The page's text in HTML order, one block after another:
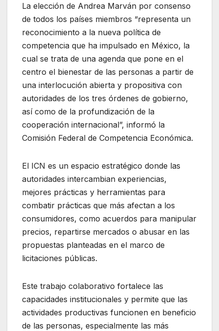
La elección de Andrea Marván por consenso
de todos los países miembros “representa un
reconocimiento a la nueva política de
competencia que ha impulsado en México, la
cual se trata de una agenda que pone en el
centro el bienestar de las personas a partir de
una interlocución abierta y propositiva con
autoridades de los tres órdenes de gobierno,
así como de la profundización de la
cooperación internacional”, informó la
Comisión Federal de Competencia Económica.
El ICN es un espacio estratégico donde las
autoridades intercambian experiencias,
mejores prácticas y herramientas para
combatir prácticas que más afectan a los
consumidores, como acuerdos para manipular
precios, repartirse mercados o abusar en las
propuestas planteadas en el marco de
licitaciones públicas.
Este trabajo colaborativo fortalece las
capacidades institucionales y permite que las
actividades productivas funcionen en beneficio
de las personas, especialmente las más